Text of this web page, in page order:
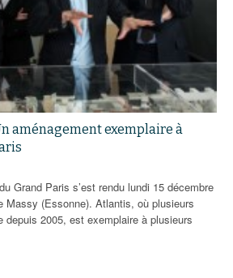
aménagement exemplaire à
Grand Paris s’est rendu lundi 15 décembre
Massy (Essonne). Atlantis, où plusieurs
depuis 2005, est exemplaire à plusieurs